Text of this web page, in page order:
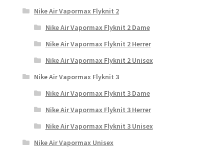
Nike Air Vapormax Flyknit 2
Nike Air Vapormax Flyknit 2 Dame
Nike Air Vapormax Flyknit 2 Herrer
Nike Air Vapormax Flyknit 2 Unisex
Nike Air Vapormax Flyknit 3
Nike Air Vapormax Flyknit 3 Dame
Nike Air Vapormax Flyknit 3 Herrer
Nike Air Vapormax Flyknit 3 Unisex
Nike Air Vapormax Unisex